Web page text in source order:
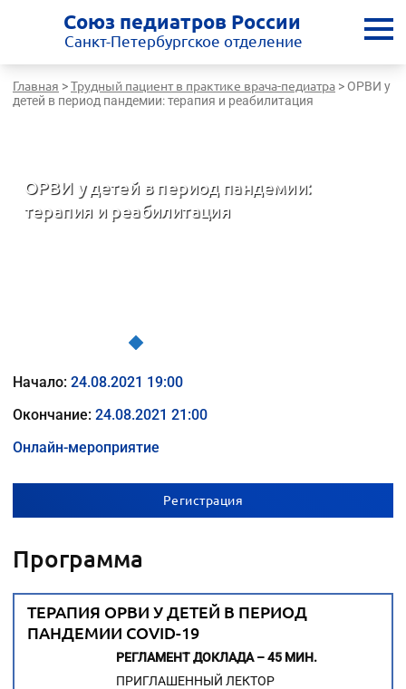
Союз педиатров России
Санкт-Петербургское отделение
Главная >Трудный пациент в практике врача-педиатра > ОРВИ у
детей в период пандемии: терапия и реабилитация
ОРВИ у детей в период пандемии:
терапия и реабилитация
Начало: 24.08.2021 19:00
Окончание: 24.08.2021 21:00
Онлайн-мероприятие
Регистрация
Программа
ТЕРАПИЯ ОРВИ У ДЕТЕЙ В ПЕРИОД
ПАНДЕМИИ COVID-19
РЕГЛАМЕНТ ДОКЛАДА – 45 МИН.
ПРИГЛАШЕННЫЙ ЛЕКТОР